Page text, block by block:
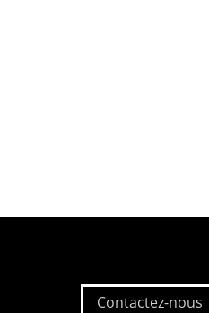
Contactez-nous